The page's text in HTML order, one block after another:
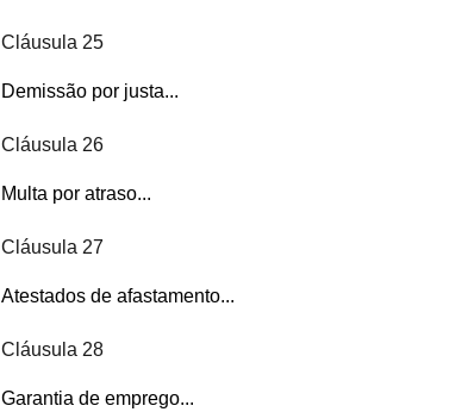
Cláusula 25
Demissão por justa...
Cláusula 26
Multa por atraso...
Cláusula 27
Atestados de afastamento...
Cláusula 28
Garantia de emprego...